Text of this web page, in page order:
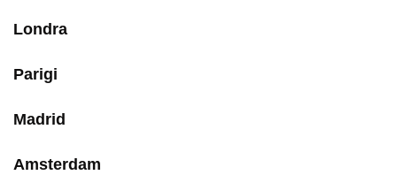
Londra
Parigi
Madrid
Amsterdam